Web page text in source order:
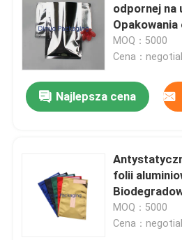
odpornej na
MOQ：5000
Cena：
Najlepsza cena
folii
spożywczy
MOQ：5000
Cena：